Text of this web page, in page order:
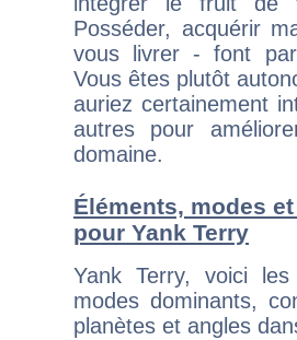
Posséder, acquérir
vous livrer - font
Vous êtes plutôt
auriez certainement
autres pour
domaine.
Éléments, modes
pour Yank Terry
Yank Terry, voici
modes dominants,
planètes et angles